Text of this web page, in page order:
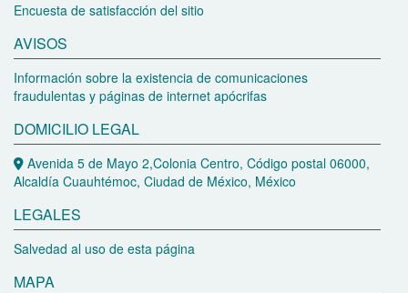
Encuesta de satisfacción del sitio
AVISOS
Información sobre la existencia de comunicaciones
fraudulentas y páginas de internet apócrifas
DOMICILIO LEGAL
Avenida 5 de Mayo 2,Colonia Centro, Código postal 06000,
Alcaldía Cuauhtémoc, Ciudad de México, México
LEGALES
Salvedad al uso de esta página
MAPA